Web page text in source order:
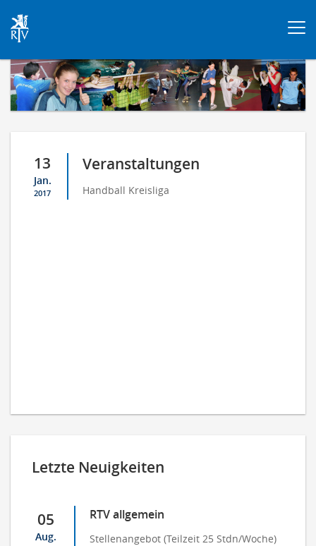
13
Jan.
2017
Veranstaltungen
Handball Kreisliga
Letzte Neuigkeiten
05
Aug.
RTV allgemein
Stellenangebot (Teilzeit 25 Stdn/Woche)